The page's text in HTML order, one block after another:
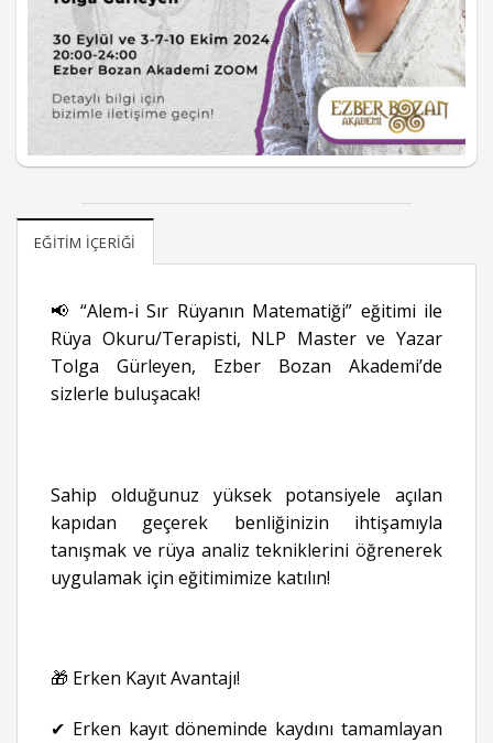
EĞITIM İÇERIĞI
📢 “Alem-i Sır Rüyanın Matematiği” eğitimi ile
Rüya Okuru/Terapisti, NLP Master ve Yazar
Tolga Gürleyen, Ezber Bozan Akademi’de
sizlerle buluşacak!
Sahip olduğunuz yüksek potansiyele açılan
kapıdan geçerek benliğinizin ihtişamıyla
tanışmak ve rüya analiz tekniklerini öğrenerek
uygulamak için eğitimimize katılın!
🎁 Erken Kayıt Avantajı!
✔ Erken kayıt döneminde kaydını tamamlayan